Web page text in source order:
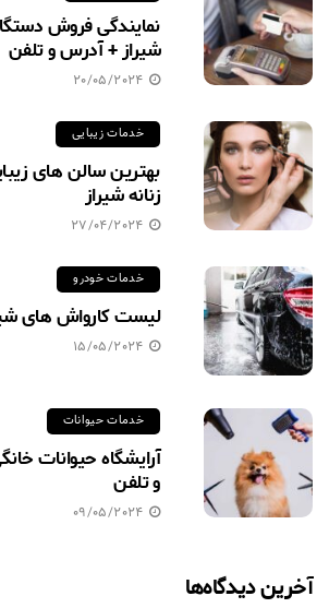
نمایندگی فروش
شیراز + آدرس و تلفن
20/05/2024
خدمات زیبایی
بهترین سالن های
زنانه شیراز
27/04/2024
خدمات خودرو
لیست کارواش های
15/05/2024
خدمات حیوانات
آرایشگاه حیوانات
و تلفن
09/05/2024
آخرین دیدگاه‌ها